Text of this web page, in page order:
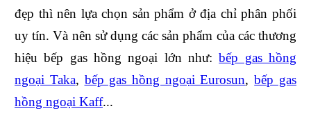
đẹp thì nên lựa chọn sản phẩm ở địa chỉ phân phối
uy tín. Và nên sử dụng các sản phẩm của các thương
hiệu bếp gas hồng ngoại lớn như:bếp gas hồng
ngoại Taka, bếp gas hồng ngoại Eurosun,bếp gas
hồng ngoại Kaff...